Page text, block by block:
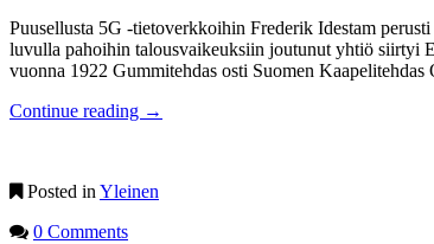
Puusellusta 5G -tietoverkkoihin Frederik Idestam
luvulla pahoihin talousvaikeuksiin joutunut yhtiö siirtyi
vuonna 1922 Gummitehdas osti Suomen
Continue reading →
Posted inYleinen
0 Comments